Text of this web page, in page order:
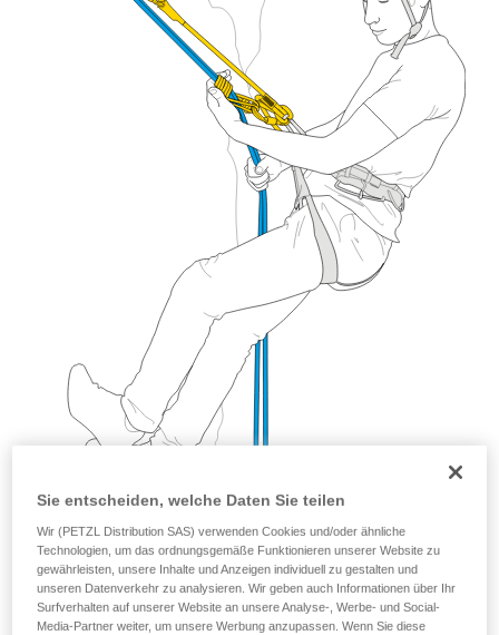
Sie entscheiden, welche Daten Sie teilen
Wir (PETZL Distribution SAS) verwenden Cookies und/oder ähnliche
Technologien, um das ordnungsgemäße Funktionieren unserer Website zu
gewährleisten, unsere Inhalte und Anzeigen individuell zu gestalten und
unseren Datenverkehr zu analysieren. Wir geben auch Informationen über Ihr
Surfverhalten auf unserer Website an unsere Analyse-, Werbe- und Social-
Media-Partner weiter, um unsere Werbung anzupassen. Wenn Sie diese